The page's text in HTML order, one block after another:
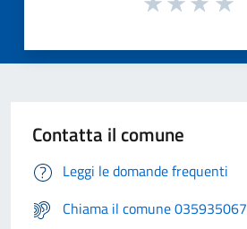
Contatta il comune
Leggi le domande frequenti
Chiama il comune 035935067